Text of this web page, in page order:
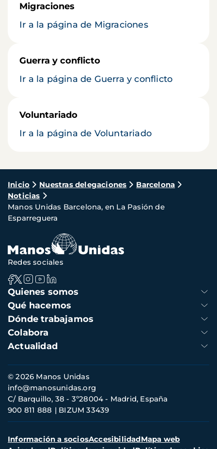
Migraciones
Ir a la página de Migraciones
Guerra y conflicto
Ir a la página de Guerra y conflicto
Voluntariado
Ir a la página de Voluntariado
Ruta
de
navegación
Inicio Nuestras delegaciones
Barcelona
Noticias
Manos Unidas Barcelona, en La Pasión de
Esparreguera
Navegación
principal
Quienes somos
Qué hacemos
Dónde trabajamos
Colabora
Actualidad
Redes sociales
Información
de
contacto
© 2026 Manos Unidas
C/ Barquillo, 38 - 3º28004 - Madrid, España
900 811 888
BIZUM 33439
info@manosunidas.org
Menú
Información a sociosAccesibilidadMapa web